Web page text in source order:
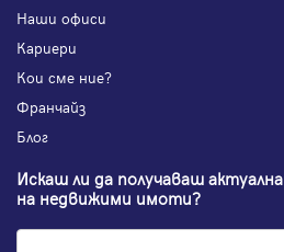
Наши офиси
Кариери
Кои сме ние?
Франчайз
Блог
Искаш ли да получаваш
на недвижими имоти?